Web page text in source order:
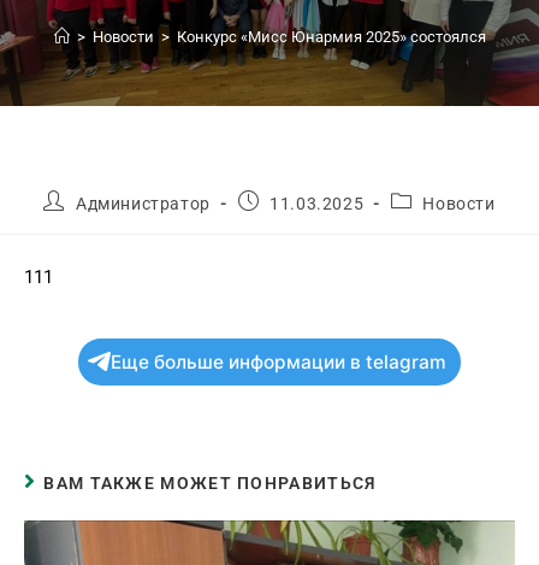
> Новости > ️Конкурс «Мисс Юнармия 2025» состоялся
Администратор 11.03.2025 Новости
111
Еще больше информации в telagram
ВАМ ТАКЖЕ МОЖЕТ ПОНРАВИТЬСЯ